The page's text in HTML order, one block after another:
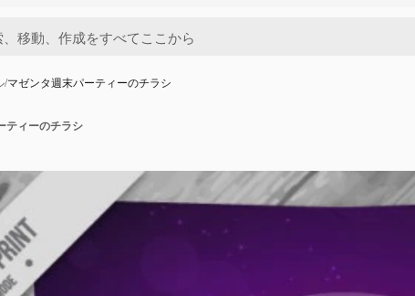
/マゼンタ週末パーティーのチラシ
ティーのチラシ